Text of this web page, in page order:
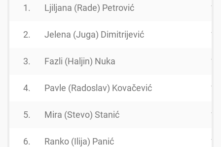
1. Ljiljana (Rade) Petrović
2. Jelena (Juga) Dimitrijević
3. Fazli (Haljin) Nuka
4. Pavle (Radoslav) Kovačević
5. Mira (Stevo) Stanić
6. Ranko (Ilija) Panić